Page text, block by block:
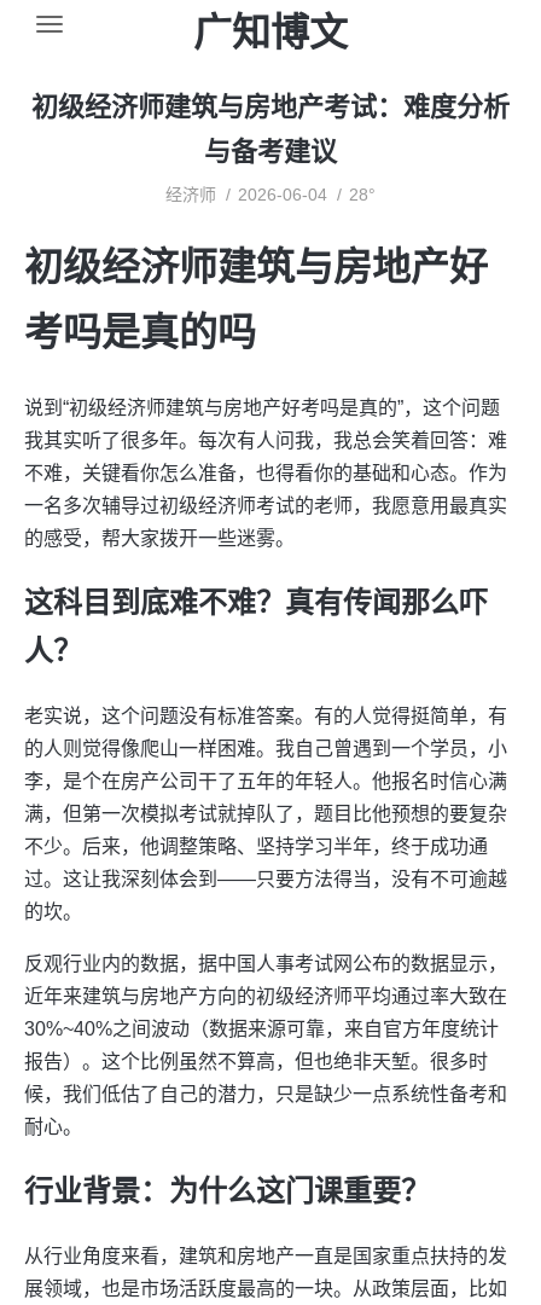
广知博文
初级经济师建筑与房地产考试：难度分析
与备考建议
经济师 2026-06-04 28°
初级经济师建筑与房地产好
考吗是真的吗
说到“初级经济师建筑与房地产好考吗是真的”，这个问题
我其实听了很多年。每次有人问我，我总会笑着回答：难
不难，关键看你怎么准备，也得看你的基础和心态。作为
一名多次辅导过初级经济师考试的老师，我愿意用最真实
的感受，帮大家拨开一些迷雾。
这科目到底难不难？真有传闻那么吓
人？
老实说，这个问题没有标准答案。有的人觉得挺简单，有
的人则觉得像爬山一样困难。我自己曾遇到一个学员，小
李，是个在房产公司干了五年的年轻人。他报名时信心满
满，但第一次模拟考试就掉队了，题目比他预想的要复杂
不少。后来，他调整策略、坚持学习半年，终于成功通
过。这让我深刻体会到——只要方法得当，没有不可逾越
的坎。
反观行业内的数据，据中国人事考试网公布的数据显示，
近年来建筑与房地产方向的初级经济师平均通过率大致在
30%~40%之间波动（数据来源可靠，来自官方年度统计
报告）。这个比例虽然不算高，但也绝非天堑。很多时
候，我们低估了自己的潜力，只是缺少一点系统性备考和
耐心。
行业背景：为什么这门课重要？
从行业角度来看，建筑和房地产一直是国家重点扶持的发
展领域，也是市场活跃度最高的一块。从政策层面，比如